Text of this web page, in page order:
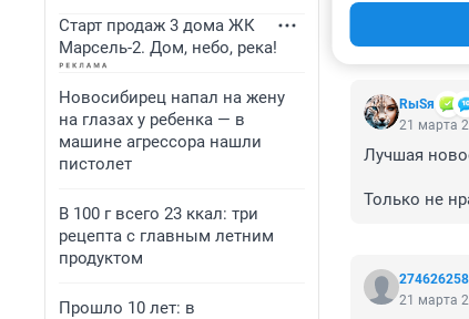
Старт продаж 3 дома ЖК
Марсель-2. Дом, небо, река!
Новосибирец напал на жену
на глазах у ребенка — в
машине агрессора нашли
пистолет
В 100 г всего 23 ккал: три
рецепта с главным летним
продуктом
Прошло 10 лет: в
RыSя
21 марта
Лучшая
Только не
274626258
21 марта